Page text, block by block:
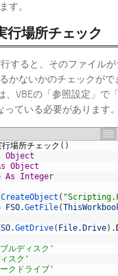
す。
場所チェック
すると、そのファイルが
かないかのチェックがで
、VBEの「参照設定」で
ている必要があります。
場所チェック ( )
Object
Object
As Integer
CreateObject (
FSO.GetFile(
.GetDrive( File. Drive) .
ルディスク'
スク'
クドライブ'